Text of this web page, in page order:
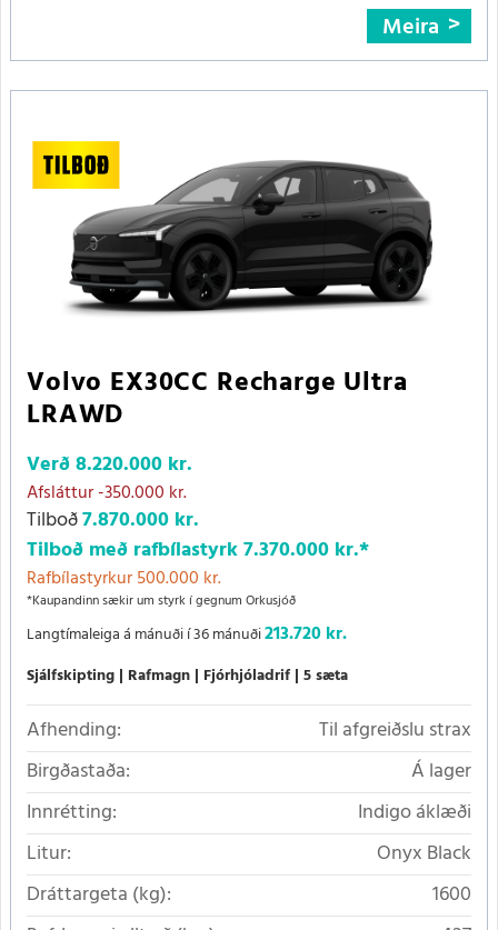
Meira
Volvo EX30CC Recharge Ultra
LRAWD
Verð8.220.000 kr.
Afsláttur-350.000 kr.
Tilboð7.870.000 kr.
Tilboð með rafbílastyrk7.370.000 kr.*
Rafbílastyrkur 500.000 kr.
*Kaupandinn sækir um styrk í gegnum Orkusjóð
Langtímaleiga á mánuði í 36 mánuði213.720 kr.
Sjálfskipting Rafmagn Fjórhjóladrif 5 sæta
Afhending:
Til afgreiðslu strax
Birgðastaða:
Á lager
Innrétting:
Indigo áklæði
Litur:
Onyx Black
Dráttargeta (kg):
1600